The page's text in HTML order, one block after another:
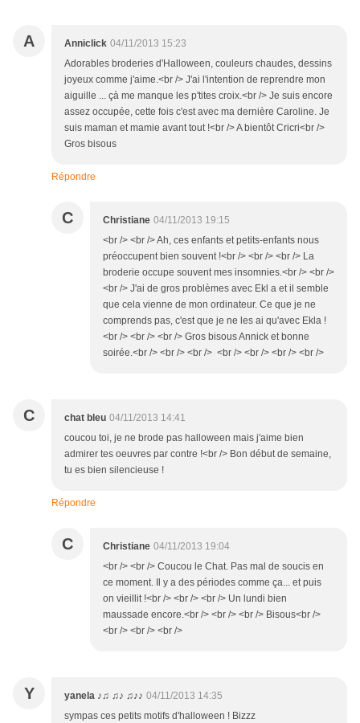
A Anniclick 04/11/2013 15:23
Adorables broderies d'Halloween, couleurs chaudes, dessins
joyeux comme j'aime.<br /> J'ai l'intention de reprendre mon
aiguille ... çà me manque les p'tites croix.<br /> Je suis encore
assez occupée, cette fois c'est avec ma dernière Caroline. Je
suis maman et mamie avant tout !<br /> A bientôt Cricri<br />
Gros bisous
Répondre
C Christiane 04/11/2013 19:15
<br /> <br /> Ah, ces enfants et petits-enfants nous
préoccupent bien souvent !<br /> <br /> <br /> La
broderie occupe souvent mes insomnies.<br /> <br />
<br /> J'ai de gros problèmes avec Ekl a et il semble
que cela vienne de mon ordinateur. Ce que je ne
comprends pas, c'est que je ne les ai qu'avec Ekla !
<br /> <br /> <br /> Gros bisous Annick et bonne
soirée.<br /> <br /> <br /> <br /> <br /> <br /> <br />
C chat bleu 04/11/2013 14:41
coucou toi, je ne brode pas halloween mais j'aime bien
admirer tes oeuvres par contre !<br /> Bon début de semaine,
tu es bien silencieuse !
Répondre
C Christiane 04/11/2013 19:04
<br /> <br /> Coucou le Chat. Pas mal de soucis en
ce moment. Il y a des périodes comme ça... et puis
on vieillit !<br /> <br /> <br /> Un lundi bien
maussade encore.<br /> <br /> <br /> Bisous<br />
<br /> <br /> <br />
Y yanela ♪♫ ♫♪ ♫♪♪ 04/11/2013 14:35
sympas ces petits motifs d'halloween ! Bizzz